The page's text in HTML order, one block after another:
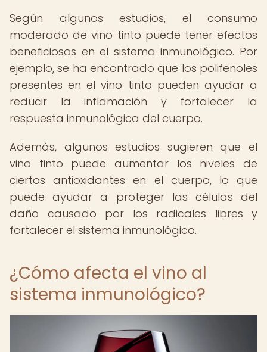
Según algunos estudios, el consumo
moderado de vino tinto puede tener efectos
beneficiosos en el sistema inmunológico. Por
ejemplo, se ha encontrado que los polifenoles
presentes en el vino tinto pueden ayudar a
reducir la inflamación y fortalecer la
respuesta inmunológica del cuerpo.
Además, algunos estudios sugieren que el
vino tinto puede aumentar los niveles de
ciertos antioxidantes en el cuerpo, lo que
puede ayudar a proteger las células del
daño causado por los radicales libres y
fortalecer el sistema inmunológico.
¿Cómo afecta el vino al
sistema inmunológico?